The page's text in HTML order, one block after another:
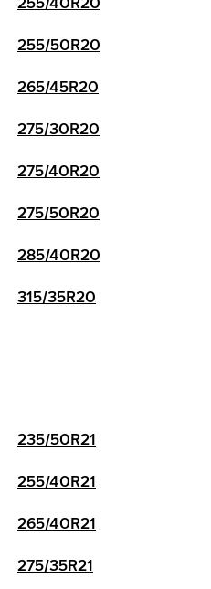
255/50R20
265/45R20
275/30R20
275/40R20
275/50R20
285/40R20
315/35R20
235/50R21
255/40R21
265/40R21
275/35R21